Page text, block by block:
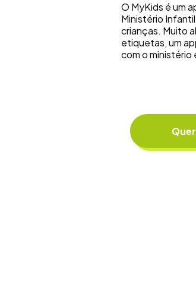
O MyKids é um
Ministério
crianças. Muito
etiquetas, um
com o ministério